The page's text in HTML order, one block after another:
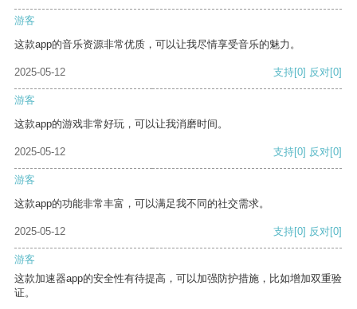
游客
这款app的音乐资源非常优质，可以让我尽情享受音乐的魅力。
2025-05-12 支持[0] 反对[0]
游客
这款app的游戏非常好玩，可以让我消磨时间。
2025-05-12 支持[0] 反对[0]
游客
这款app的功能非常丰富，可以满足我不同的社交需求。
2025-05-12 支持[0] 反对[0]
游客
这款加速器app的安全性有待提高，可以加强防护措施，比如增加双重验
证。